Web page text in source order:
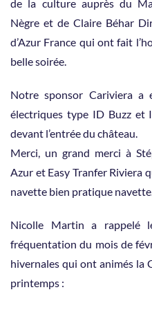
de la culture auprès du
Nègre et de Claire Béhar
d’Azur France qui ont fait
belle soirée.
Notre sponsor Cariviera a
électriques type ID Buzz et
devant l’entrée du château.
Merci, un grand merci à
Azur et Easy Tranfer Riviera
navette bien pratique
Nicolle Martin a rappelé
fréquentation du mois de
hivernales qui ont animés la
printemps :